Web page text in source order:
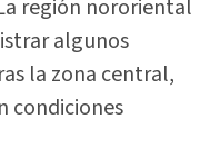
región nororiental
algunos
la zona central,
condiciones